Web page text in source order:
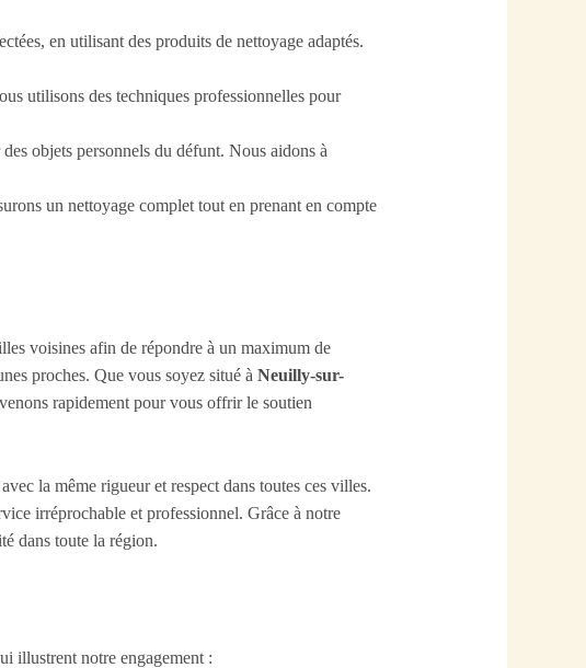
en utilisant des produits de nettoyage adaptés.
utilisons des techniques professionnelles pour
objets personnels du défunt. Nous aidons à
un nettoyage complet tout en prenant en compte
voisines afin de répondre à un maximum de
proches. Que vous soyez situé à Neuilly-sur-
rapidement pour vous offrir le soutien
la même rigueur et respect dans toutes ces villes.
irréprochable et professionnel. Grâce à notre
dans toute la région.
illustrent notre engagement :